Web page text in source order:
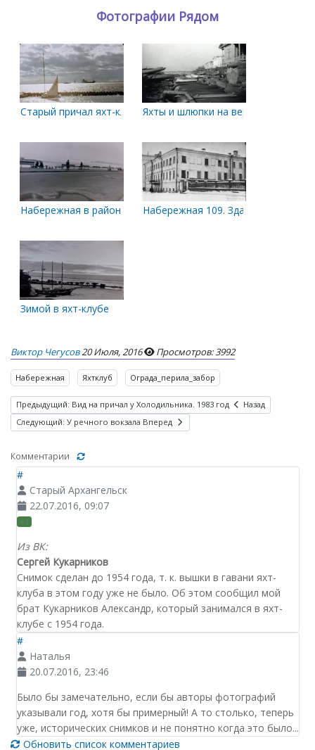
Фотографии Рядом
Старый причал яхт-клуба Яхты и шлюпки на веранде яхт-
Набережная в районе яхт-клубаНабережная 109. Здание
Зимой в яхт-клубе
Виктор Чегусов 20 Июля, 2016 Просмотров: 3992
Набережная Яхтклуб Ограда_перила_забор
Предыдущий: Вид на причал у Холодильника. 1983 год
Назад
Следующий: У речного вокзала Вперед
Комментарии
#
Старый Архангельск
22.07.2016, 09:07
+1
Из ВК:
Сергей Кукарников
Снимок сделан до 1954 года, т. к. вышки в гавани яхт-
клуба в этом году уже не было. Об этом сообщил мой
брат Кукарников Александр, который занимался в яхт-
клубе с 1954 года.
#
Наталья
20.07.2016, 23:46
Было бы замечательно, если бы авторы фотографий
указывали год, хотя бы примерный! А то столько, теперь
уже, исторических снимков и не понятно когда это было...
Обновить список комментариев